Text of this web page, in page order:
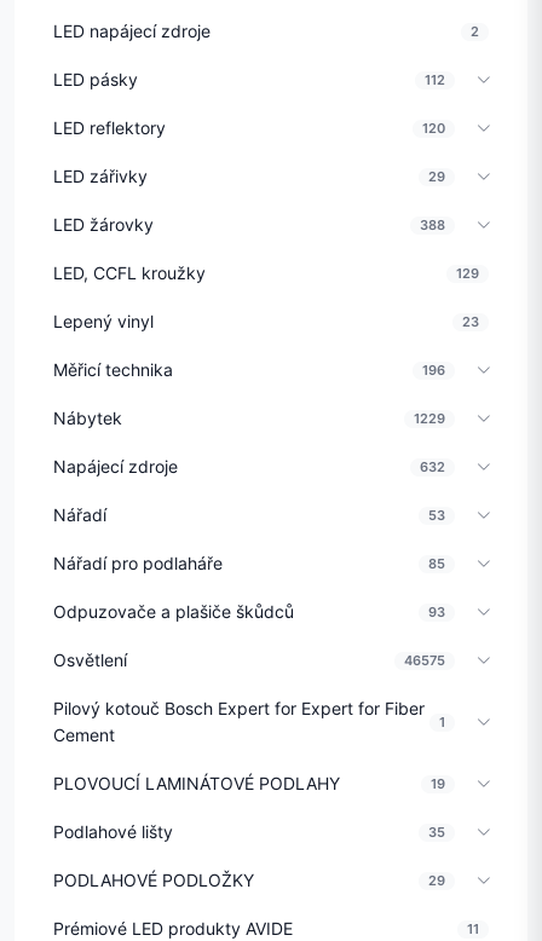
LED napájecí zdroje 2
LED pásky 112
LED reflektory 120
LED zářivky 29
LED žárovky 388
LED, CCFL kroužky 129
Lepený vinyl 23
Měřicí technika 196
Nábytek 1229
Napájecí zdroje 632
Nářadí 53
Nářadí pro podlaháře 85
Odpuzovače a plašiče škůdců 93
Osvětlení 46575
Pilový kotouč Bosch Expert for Expert for Fiber
Cement
1
PLOVOUCÍ LAMINÁTOVÉ PODLAHY 19
Podlahové lišty 35
PODLAHOVÉ PODLOŽKY 29
Prémiové LED produkty AVIDE 11